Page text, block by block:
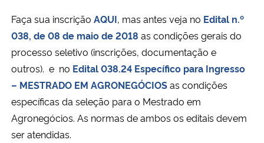
Faça sua inscrição AQUI, mas antes veja no Edital n.º
038, de 08 de maio de 2018 as condições gerais do
processo seletivo (inscrições, documentação e
outros). e no Edital 038.24 Específico para Ingresso
– MESTRADO EM AGRONEGÓCIOSas condições
específicas da seleção para o Mestrado em
Agronegócios. As normas de ambos os editais devem
ser atendidas.